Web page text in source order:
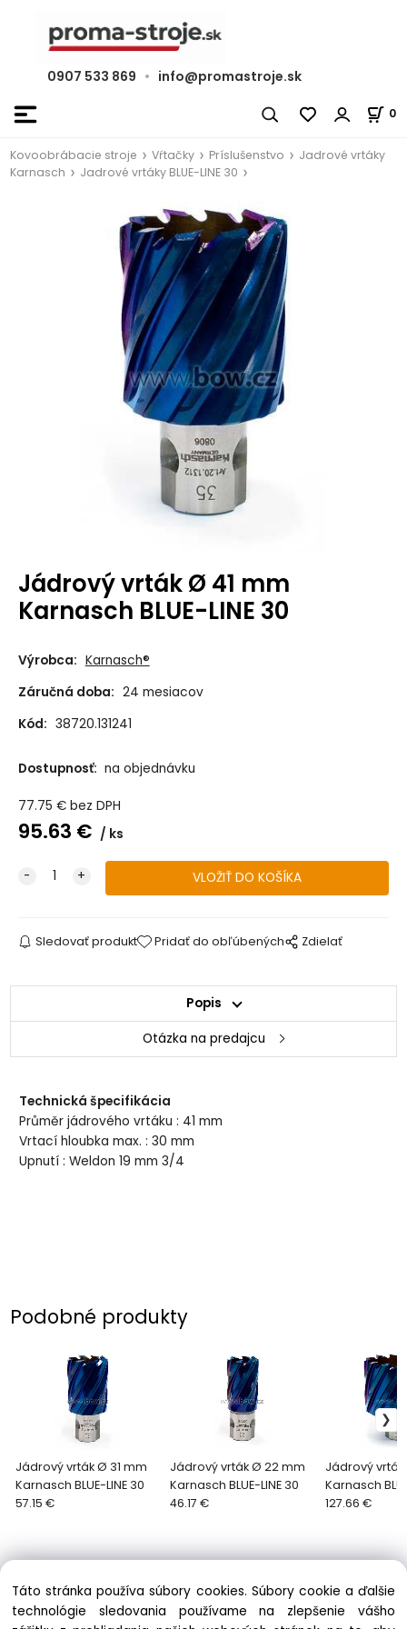
0907 533 869 • info@promastroje.sk
0
Kovoobrábacie stroje Vŕtačky Príslušenstvo
Jadrové vrtáky
Karnasch
Jadrové vrtáky BLUE-LINE 30
Jádrový vrták Ø 41 mm
Karnasch BLUE-LINE 30
Výrobca: Karnasch®
Záručná doba: 24 mesiacov
Kód: 38720.131241
Dostupnosť: na objednávku
77.75 € bez DPH
95.63 € ks
Sledovať produkt Pridať do obľúbených Zdielať
Popis
Otázka na predajcu
Technická špecifikácia
Průměr jádrového vrtáku : 41 mm
Vrtací hloubka max. : 30 mm
Upnutí : Weldon 19 mm 3/4
Podobné produkty
Jádrový vrták Ø 31 mm
Karnasch BLUE-LINE 30
57.15 €
Jádrový vrták Ø 22 mm
Karnasch BLUE-LINE 30
46.17 €
Jádrový vrták
Karnasch
127.66 €
Táto stránka používa súbory cookies. Súbory cookie a ďalšie
technológie sledovania používame na zlepšenie vášho